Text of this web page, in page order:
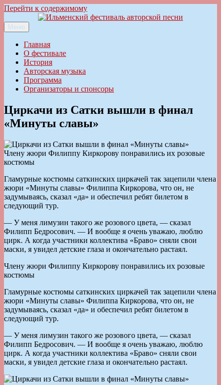
Перейти к содержимому
Ильменский фестиваль авторской песни
Меню
Главная
О фестивале
История
Авторская музыка
Программа
Организаторы и спонсоры
Циркачи из Сатки вышли в финал
«Минуты славы»
Члену жюри Филиппу Киркорову понравились их розовые
костюмы
Гламурные костюмы саткинских циркачей так зацепили члена
жюри «Минуты славы» Филиппа Киркорова, что он, не
задумываясь, сказал «да» и обеспечил ребят билетом в
следующий тур.
— У меня лимузин такого же розового цвета, — сказал
Филипп Бедросович. — И вообще я очень уважаю, люблю
цирк. А когда участники коллектива «Браво» сняли свои
маски, я увидел детские глаза и окончательно растаял.
Члену жюри Филиппу Киркорову понравились их розовые
костюмы
Гламурные костюмы саткинских циркачей так зацепили члена
жюри «Минуты славы» Филиппа Киркорова, что он, не
задумываясь, сказал «да» и обеспечил ребят билетом в
следующий тур.
— У меня лимузин такого же розового цвета, — сказал
Филипп Бедросович. — И вообще я очень уважаю, люблю
цирк. А когда участники коллектива «Браво» сняли свои
маски, я увидел детские глаза и окончательно растаял.